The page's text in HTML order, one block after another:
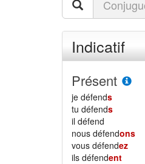
Indicatif
Présent
je défends
tu défends
il défend
nous défendons
vous défendez
ils défendent